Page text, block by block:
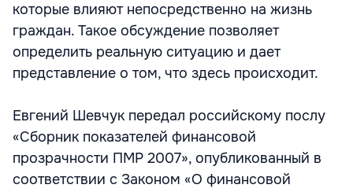
которые влияют непосредственно на жизнь
граждан. Такое обсуждение позволяет
определить реальную ситуацию и дает
представление о том, что здесь происходит.
Евгений Шевчук передал российскому послу
«Сборник показателей финансовой
прозрачности ПМР 2007», опубликованный в
соответствии с Законом «О финансовой